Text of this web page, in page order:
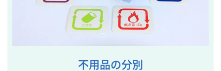
不用品の分別